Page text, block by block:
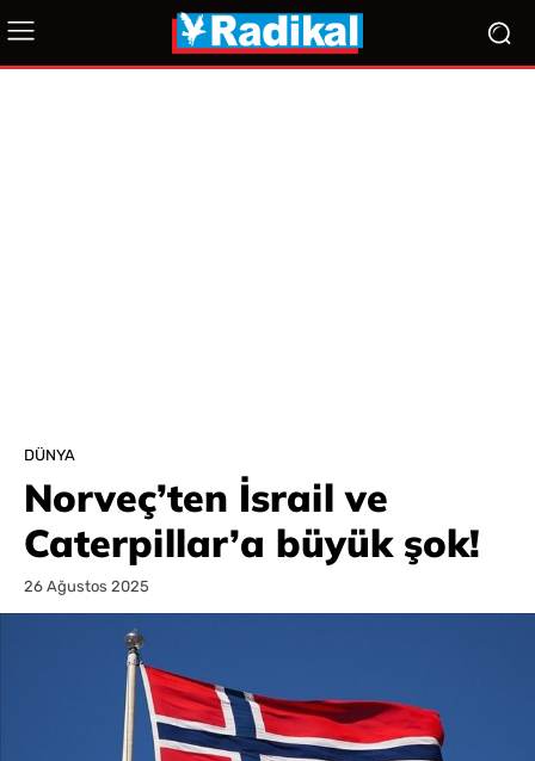
DÜNYA
Norveç’ten İsrail ve
Caterpillar’a büyük şok!
26 Ağustos 2025